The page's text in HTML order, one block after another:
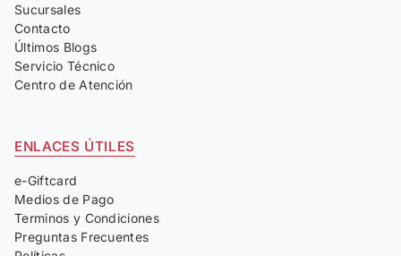
Sucursales
Contacto
Últimos Blogs
Servicio Técnico
Centro de Atención
ENLACES ÚTILES
e-Giftcard
Medios de Pago
Terminos y Condiciones
Preguntas Frecuentes